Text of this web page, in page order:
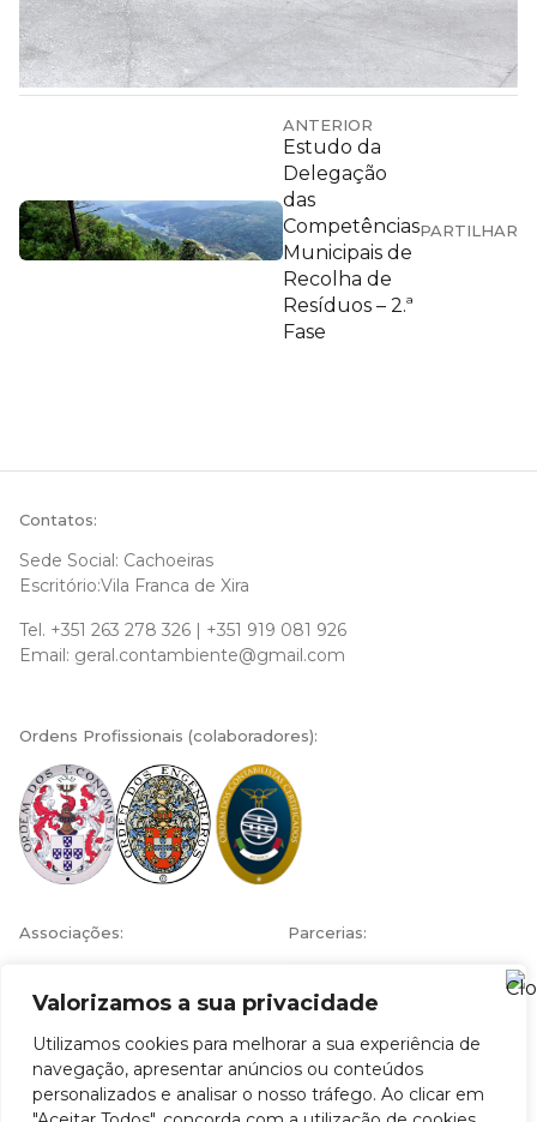
Valorizamos a sua privacidade
Utilizamos cookies para melhorar a sua experiência de
navegação, apresentar anúncios ou conteúdos
personalizados e analisar o nosso tráfego. Ao clicar em
ANTERIOR
Estudo da
Delegação
das
Competências
Municipais de
Recolha de
Resíduos – 2.ª
Fase
PARTILHAR
Contatos:
Sede Social: Cachoeiras
Escritório:Vila Franca de Xira
Tel. +351 263 278 326
+351 919 081 926
Email: geral.contambiente@gmail.com
Ordens Profissionais (colaboradores):
Associações: Parcerias:
© 2026 Contambiente - Economia Ambiente Engenharia , by md3